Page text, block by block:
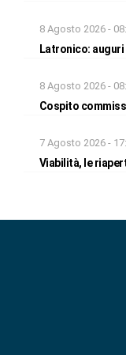
8 Agosto 2026 -
Latronico:
8 Agosto 2026 -
Cospito
7 Agosto 2026 -
Viabilità, le